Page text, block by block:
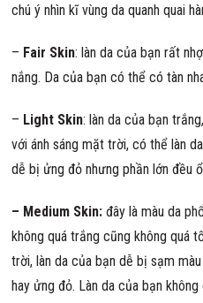
chú ý nhìn kĩ vùng da quanh quai
– Fair Skin: làn da của bạn rất
nắng. Da của bạn có thể có tàn
– Light Skin: làn da của bạn
với ánh sáng mặt trời, có thể làn
dễ bị ửng đỏ nhưng phần lớn đều
– Medium Skin: đây là màu da
không quá trắng cũng không quá
trời, làn da của bạn dễ bị sạm
hay ửng đỏ. Làn da của bạn không